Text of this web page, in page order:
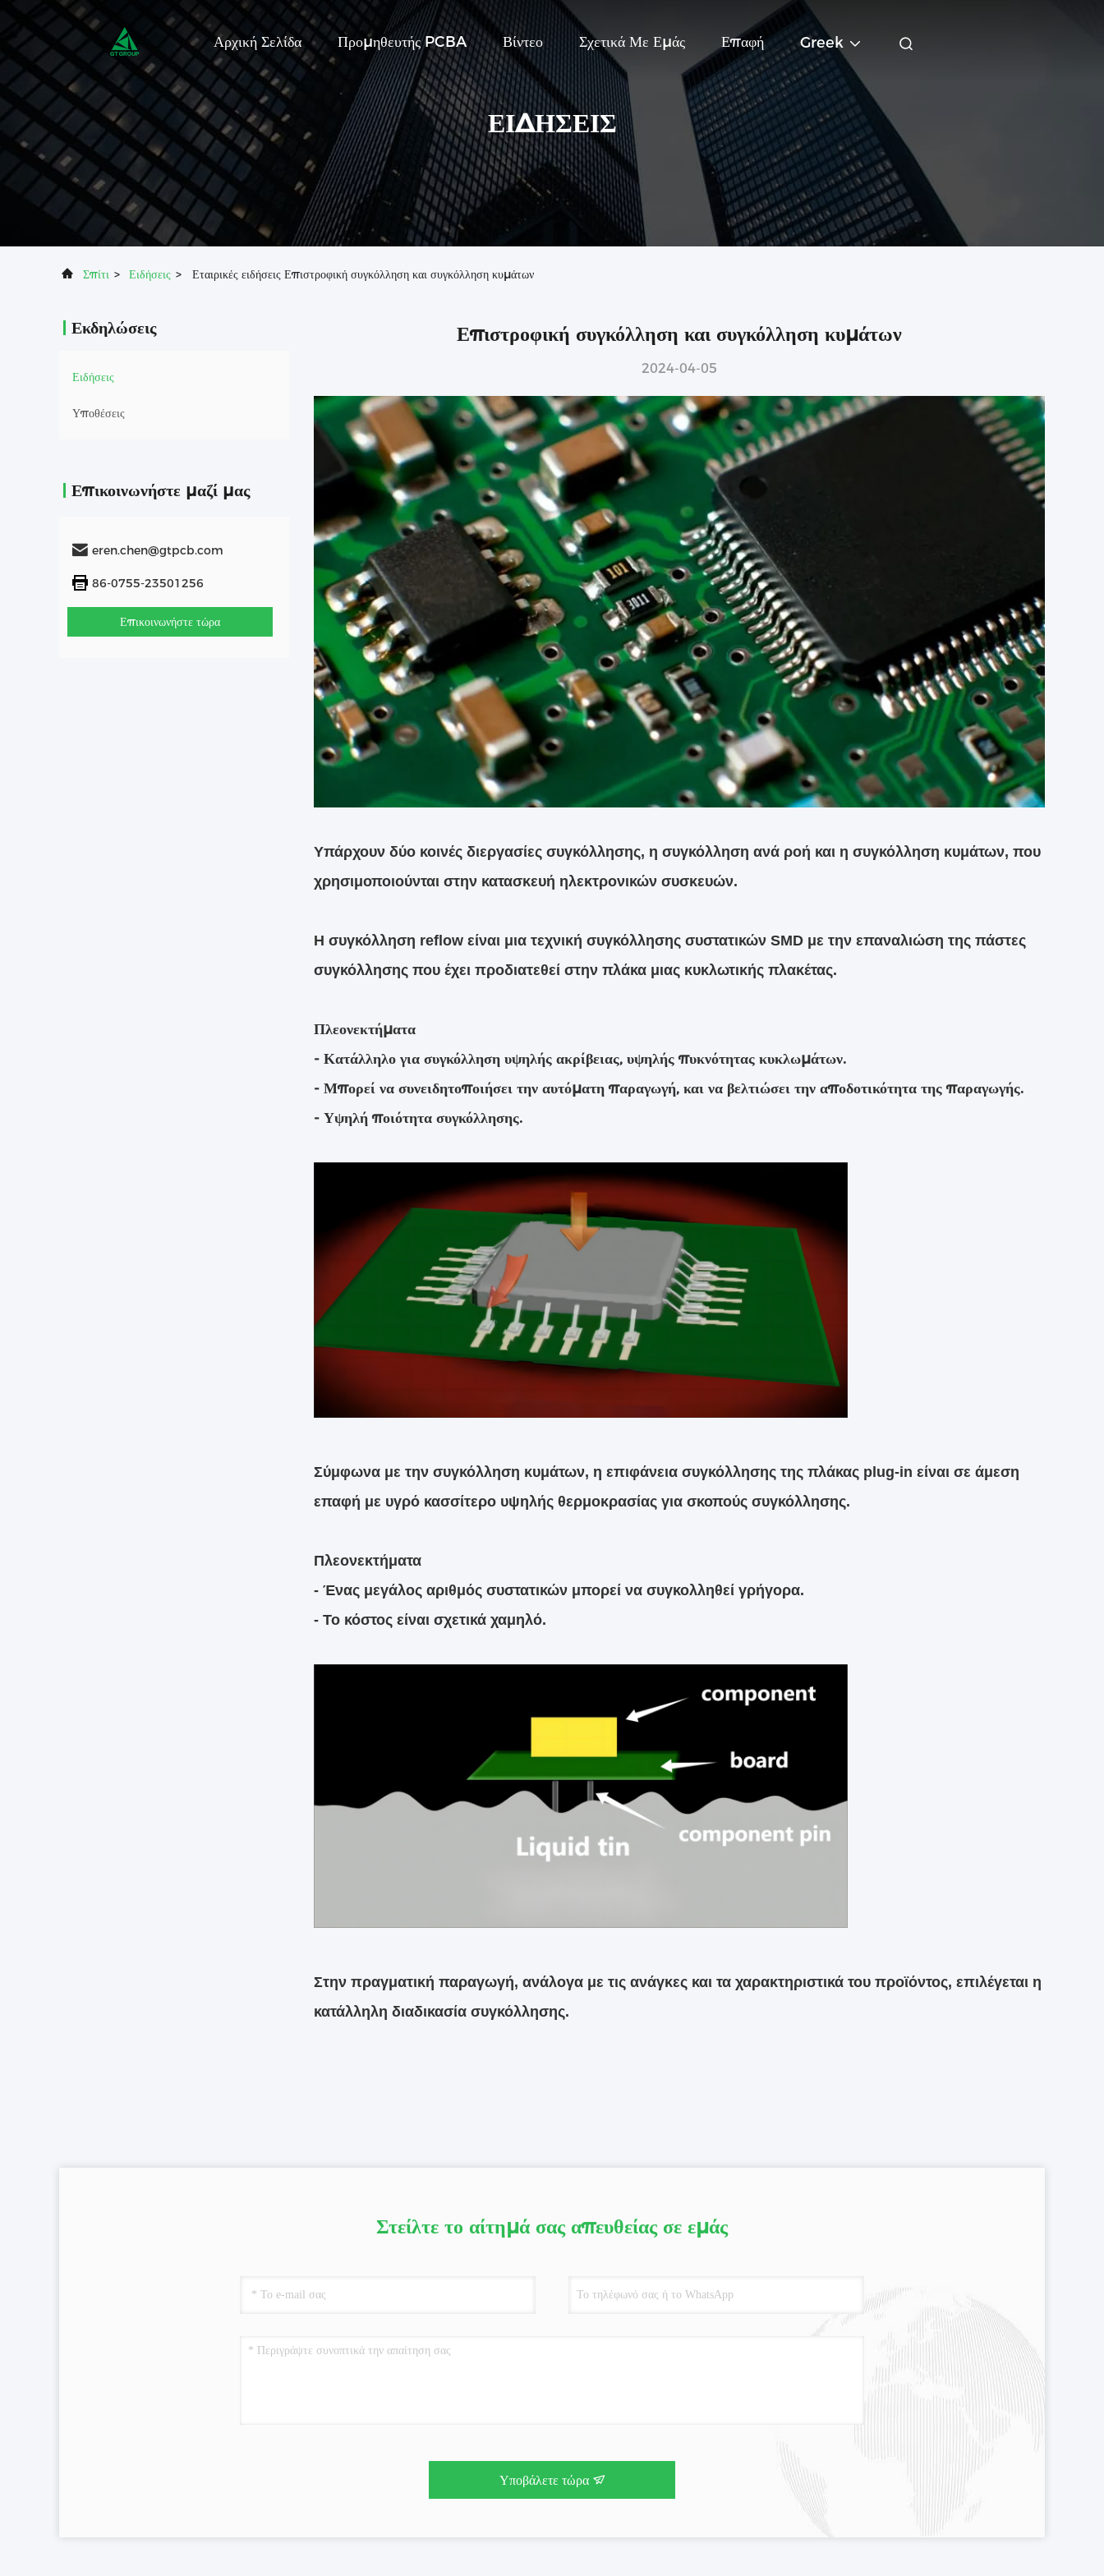
Αρχική Σελίδα Προμηθευτής PCBA Βίντεο Σχετικά Με Εμάς Επαφή Greek
ΕΙΔΉΣΕΙΣ
Σπίτι > Ειδήσεις > Εταιρικές ειδήσεις Επιστροφική συγκόλληση και συγκόλληση κυμάτων
Εκδηλώσεις
Ειδήσεις
Υποθέσεις
Επικοινωνήστε μαζί μας
eren.chen@gtpcb.com
86-0755-23501256
Επικοινωνήστε τώρα
Επιστροφική συγκόλληση και συγκόλληση κυμάτων
2024-04-05
Υπάρχουν δύο κοινές διεργασίες συγκόλλησης, η συγκόλληση ανά ροή και η συγκόλληση κυμάτων, που
χρησιμοποιούνται στην κατασκευή ηλεκτρονικών συσκευών.
Η συγκόλληση reflow είναι μια τεχνική συγκόλλησης συστατικών SMD με την επαναλιώση της πάστες
συγκόλλησης που έχει προδιατεθεί στην πλάκα μιας κυκλωτικής πλακέτας.
Πλεονεκτήματα
- Κατάλληλο για συγκόλληση υψηλής ακρίβειας, υψηλής πυκνότητας κυκλωμάτων.
- Μπορεί να συνειδητοποιήσει την αυτόματη παραγωγή, και να βελτιώσει την αποδοτικότητα της παραγωγής.
- Υψηλή ποιότητα συγκόλλησης.
Σύμφωνα με την συγκόλληση κυμάτων, η επιφάνεια συγκόλλησης της πλάκας plug-in είναι σε άμεση
επαφή με υγρό κασσίτερο υψηλής θερμοκρασίας για σκοπούς συγκόλλησης.
Πλεονεκτήματα
- Ένας μεγάλος αριθμός συστατικών μπορεί να συγκολληθεί γρήγορα.
- Το κόστος είναι σχετικά χαμηλό.
Στην πραγματική παραγωγή, ανάλογα με τις ανάγκες και τα χαρακτηριστικά του προϊόντος, επιλέγεται η
κατάλληλη διαδικασία συγκόλλησης.
Στείλτε το αίτημά σας απευθείας σε εμάς
Υποβάλετε τώρα